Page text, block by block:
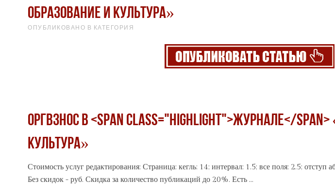
образование и культура»
ОПУБЛИКОВАНО В КАТЕГОРИЯ
Оргвзнос в <span class="highlight">журнале</span>
культура»
Стоимость услуг редактирования: Страница: кегль: 14; интервал: 1.5; все поля: 2.5; отступ
Без скидок - руб. Скидка за количество публикаций до 20%. Есть ...